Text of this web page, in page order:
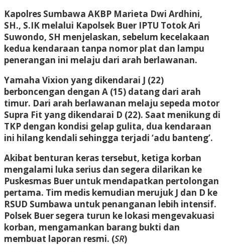
Kapolres Sumbawa AKBP Marieta Dwi Ardhini,
SH., S.IK melalui Kapolsek Buer IPTU Totok Ari
Suwondo, SH menjelaskan, sebelum kecelakaan
kedua kendaraan tanpa nomor plat dan lampu
penerangan ini melaju dari arah berlawanan.
Yamaha Vixion yang dikendarai J (22)
berboncengan dengan A (15) datang dari arah
timur. Dari arah berlawanan melaju sepeda motor
Supra Fit yang dikendarai D (22). Saat menikung di
TKP dengan kondisi gelap gulita, dua kendaraan
ini hilang kendali sehingga terjadi ‘adu banteng’.
Akibat benturan keras tersebut, ketiga korban
mengalami luka serius dan segera dilarikan ke
Puskesmas Buer untuk mendapatkan pertolongan
pertama. Tim medis kemudian merujuk J dan D ke
RSUD Sumbawa untuk penanganan lebih intensif.
Polsek Buer segera turun ke lokasi mengevakuasi
korban, mengamankan barang bukti dan
membuat laporan resmi. (SR)